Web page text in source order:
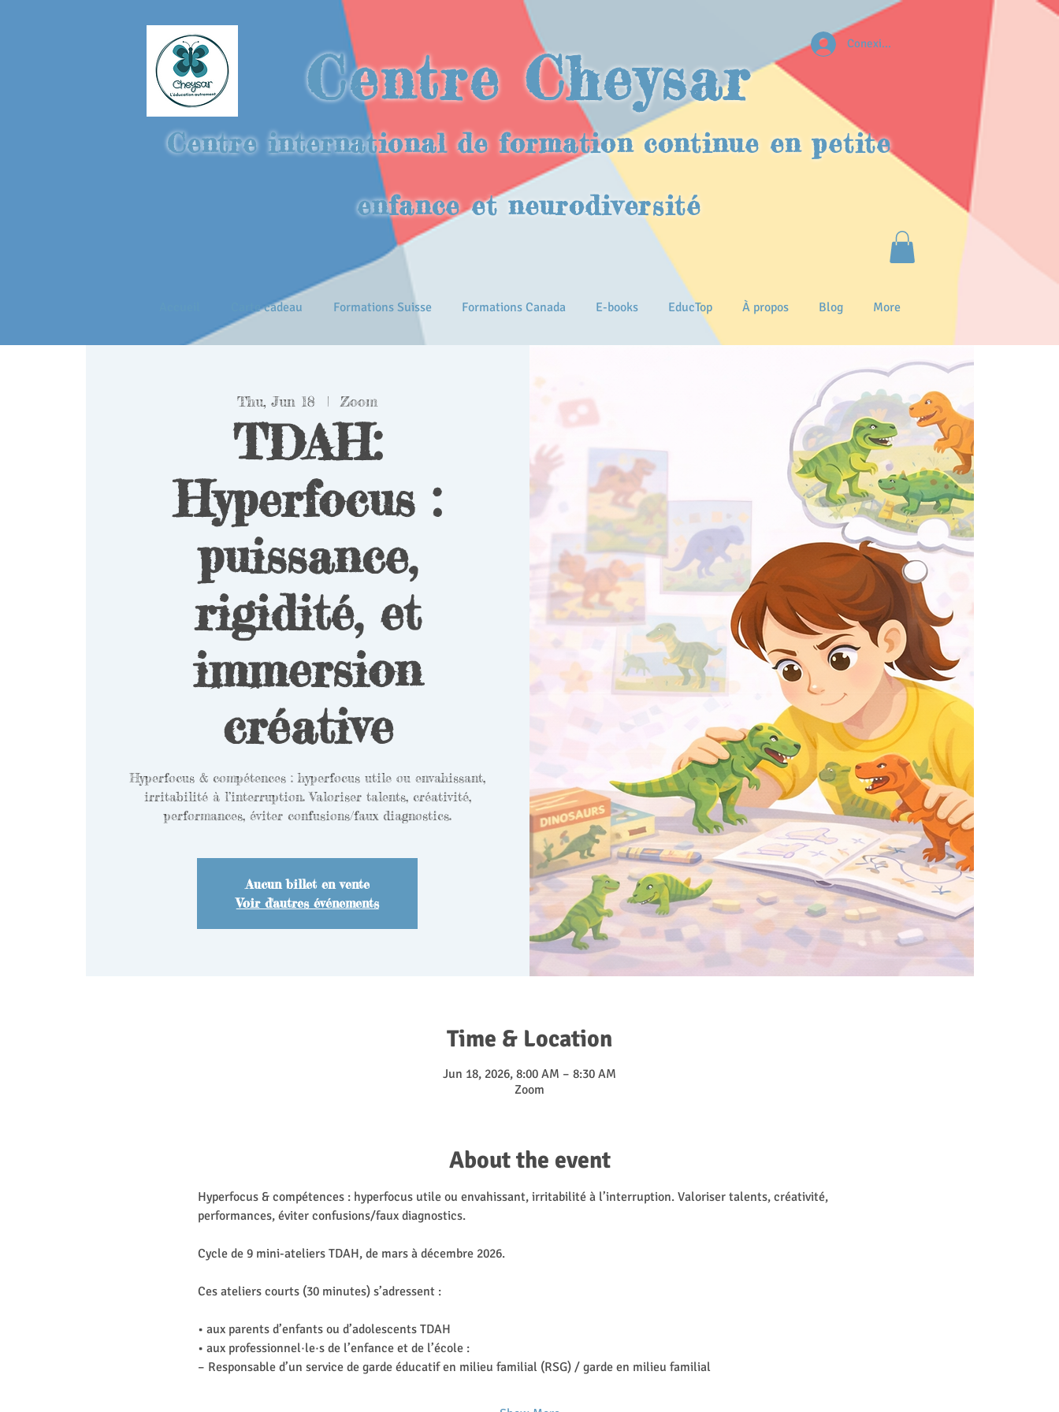
Centre Cheysar
Centre international de formation continue en petite
enfance et neurodiversité
Conexion
Carte cadeau Formations Suisse Formations Canada E-books EducTop À propos Blog More
Thu, Jun 18
  |
Zoom
TDAH:
Hyperfocus :
puissance,
rigidité, et
immersion
créative
Hyperfocus & compétences : hyperfocus utile ou envahissant,
irritabilité à l’interruption. Valoriser talents, créativité,
performances, éviter confusions/faux diagnostics.
Aucun billet en vente
Voir d'autres événements
Time & Location
Jun 18, 2026, 8:00 AM – 8:30 AM
Zoom
About the event
Hyperfocus & compétences : hyperfocus utile ou envahissant, irritabilité à l’interruption. Valoriser talents, créativité,
performances, éviter confusions/faux diagnostics.
Cycle de 9 mini-ateliers TDAH, de mars à décembre 2026.
Ces ateliers courts (30 minutes) s’adressent :
• aux parents d’enfants ou d’adolescents TDAH
• aux professionnel·le·s de l’enfance et de l’école :
– Responsable d’un service de garde éducatif en milieu familial (RSG) / garde en milieu familial